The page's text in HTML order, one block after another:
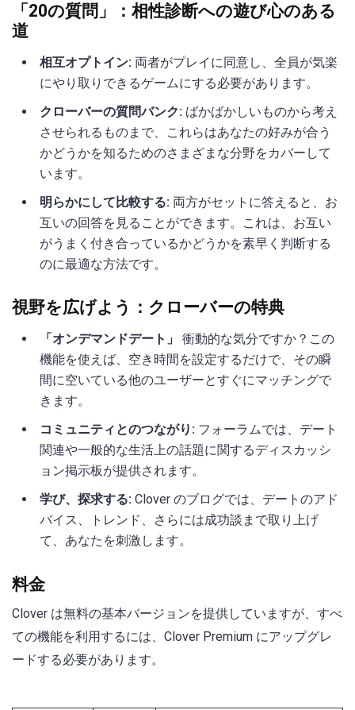
「20の質問」：相性診断への遊び心のある
道
相互オプトイン: 両者がプレイに同意し、全員が気楽
にやり取りできるゲームにする必要があります。
クローバーの質問バンク: ばかばかしいものから考え
させられるものまで、これらはあなたの好みが合う
かどうかを知るためのさまざまな分野をカバーして
います。
明らかにして比較する: 両方がセットに答えると、お
互いの回答を見ることができます。これは、お互い
がうまく付き合っているかどうかを素早く判断する
のに最適な方法です。
視野を広げよう：クローバーの特典
「オンデマンドデート」
衝動的な気分ですか？この
機能を使えば、空き時間を設定するだけで、その瞬
間に空いている他のユーザーとすぐにマッチングで
きます。
コミュニティとのつながり: フォーラムでは、デート
関連や一般的な生活上の話題に関するディスカッシ
ョン掲示板が提供されます。
学び、探求する: Clover のブログでは、デートのアド
バイス、トレンド、さらには成功談まで取り上げ
て、あなたを刺激します。
料金
Clover は無料の基本バージョンを提供していますが、すべ
ての機能を利用するには、Clover Premium にアップグレ
ードする必要があります。